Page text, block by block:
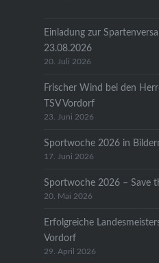
Einladung zur
23.08.2026
20. Juli 2026
Frischer Wind bei den
TSV Vordorf
23. Juni 2026
Sportwoche 2026 in
17. Juni 2026
Sportwoche 2026 – Save
20. Mai 2026
Erfolgreiche
Vordorf
29. April 2026